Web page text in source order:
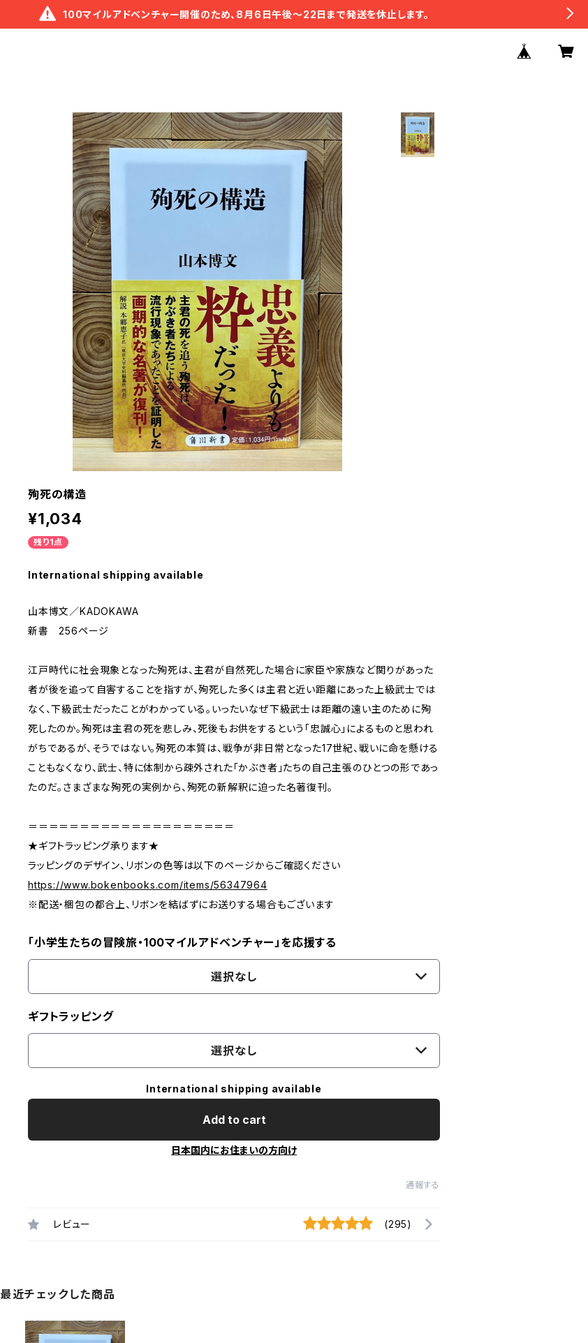
100マイルアドベンチャー開催のため、8月6日午後〜22日まで発送を休止します。
殉死の構造
¥1,034
残り1点
International shipping available
山本博文／KADOKAWA
新書 256ページ
江戸時代に社会現象となった殉死は、主君が自然死した場合に家臣や家族など関りがあった
者が後を追って自害することを指すが、殉死した多くは主君と近い距離にあった上級武士では
なく、下級武士だったことがわかっている。いったいなぜ下級武士は距離の遠い主のために殉
死したのか。殉死は主君の死を悲しみ、死後もお供をするという「忠誠心」によるものと思われ
がちであるが、そうではない。殉死の本質は、戦争が非日常となった17世紀、戦いに命を懸ける
こともなくなり、武士、特に体制から疎外された「かぶき者」たちの自己主張のひとつの形であっ
たのだ。さまざまな殉死の実例から、殉死の新解釈に迫った名著復刊。
＝＝＝＝＝＝＝＝＝＝＝＝＝＝＝＝＝＝＝＝
★ギフトラッピング承ります★
ラッピングのデザイン、リボンの色等は以下のページからご確認ください
https://www.bokenbooks.com/items/56347964
※配送・梱包の都合上、リボンを結ばずにお送りする場合もございます
「小学生たちの冒険旅・100マイルアドベンチャー」を応援する
選択なし
ギフトラッピング
選択なし
International shipping available
Add to cart
日本国内にお住まいの方向け
通報する
レビュー (295)
最近チェックした商品